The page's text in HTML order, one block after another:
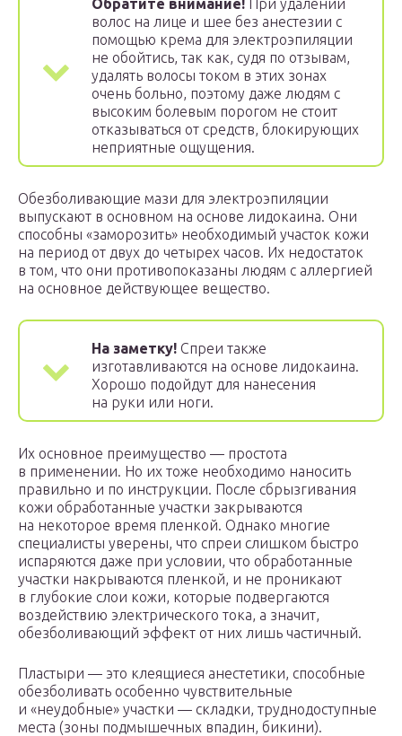
Обратите внимание! При удалении
волос на лице и шее без анестезии с
помощью крема для электроэпиляции
не обойтись, так как, судя по отзывам,
удалять волосы током в этих зонах
очень больно, поэтому даже людям с
высоким болевым порогом не стоит
отказываться от средств, блокирующих
неприятные ощущения.
Обезболивающие мази для электроэпиляции
выпускают в основном на основе лидокаина. Они
способны «заморозить» необходимый участок кожи
на период от двух до четырех часов. Их недостаток
в том, что они противопоказаны людям с аллергией
на основное действующее вещество.
На заметку! Спреи также
изготавливаются на основе лидокаина.
Хорошо подойдут для нанесения
на руки или ноги.
Их основное преимущество — простота
в применении. Но их тоже необходимо наносить
правильно и по инструкции. После сбрызгивания
кожи обработанные участки закрываются
на некоторое время пленкой. Однако многие
специалисты уверены, что спреи слишком быстро
испаряются даже при условии, что обработанные
участки накрываются пленкой, и не проникают
в глубокие слои кожи, которые подвергаются
воздействию электрического тока, а значит,
обезболивающий эффект от них лишь частичный.
Пластыри — это клеящиеся анестетики, способные
обезболивать особенно чувствительные
и «неудобные» участки — складки, труднодоступные
места (зоны подмышечных впадин, бикини).